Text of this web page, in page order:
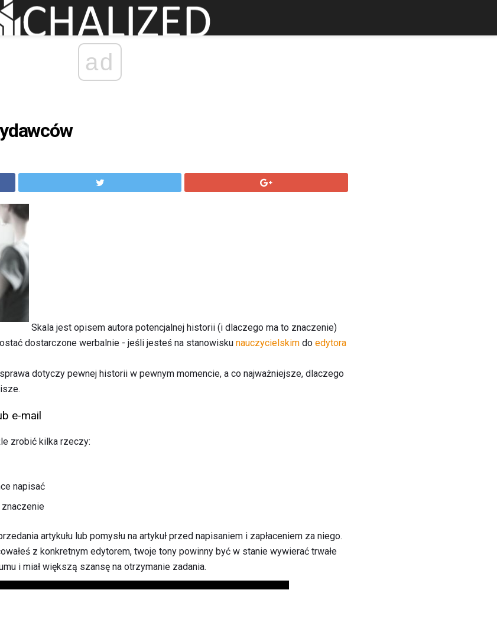
ad
Skala jest opisem autora potencjalnej historii (i dlaczego ma to znaczenie)
dostarczone werbalnie - jeśli jesteś na stanowisku nauczycielskim do edytora
dotyczy pewnej historii w pewnym momencie, a co najważniejsze, dlaczego
e-mail
zrobić kilka rzeczy:
napisać
znaczenie
artykułu lub pomysłu na artykuł przed napisaniem i zapłaceniem za niego.
z konkretnym edytorem, twoje tony powinny być w stanie wywierać trwałe
i miał większą szansę na otrzymanie zadania.